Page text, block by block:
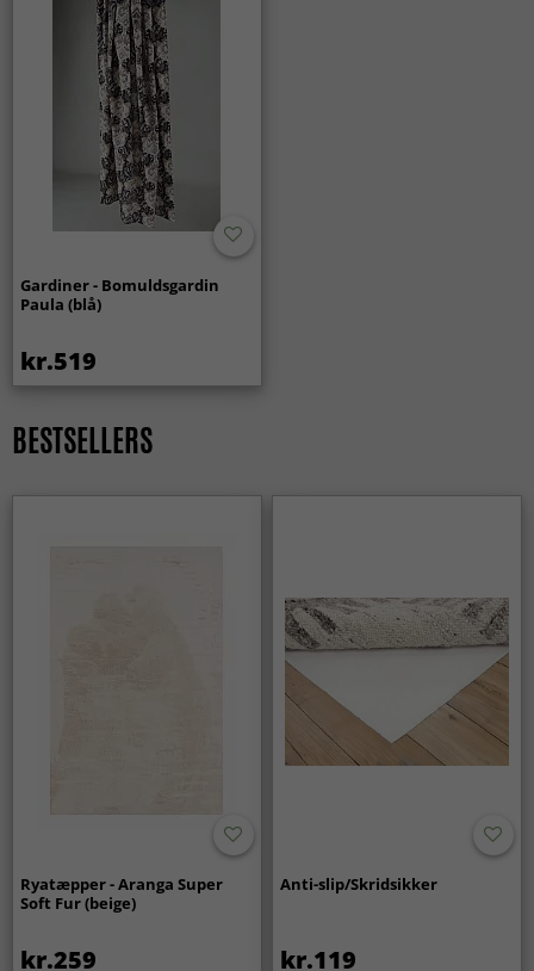
Gardiner - Bomuldsgardin
Paula (blå)
kr.519
BESTSELLERS
Ryatæpper - Aranga Super
Soft Fur (beige)
kr.259
Anti-slip/Skridsikker
kr.119